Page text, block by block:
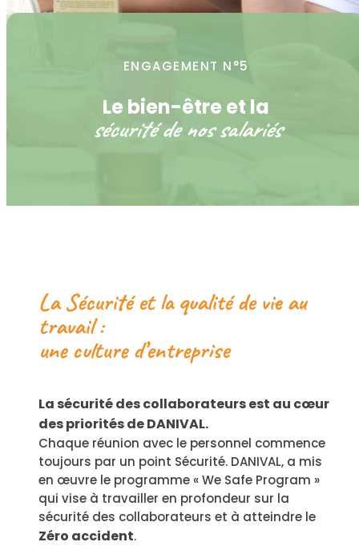
ENGAGEMENT N°5
Le bien-être et la
sécurité de nos salariés
La Sécurité et la qualité de vie au
travail :
une culture d’entreprise
La sécurité des collaborateurs est au cœur
des priorités de DANIVAL.
Chaque réunion avec le personnel commence
toujours par un point Sécurité. DANIVAL, a mis
en œuvre le programme « We Safe Program »
qui vise à travailler en profondeur sur la
sécurité des collaborateurs et à atteindre le
Zéro accident.